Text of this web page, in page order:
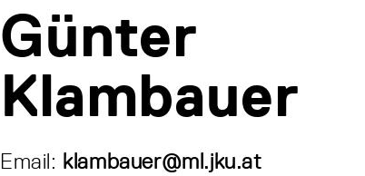
Günter
Klambauer
Email: klambauer@ml.jku.at